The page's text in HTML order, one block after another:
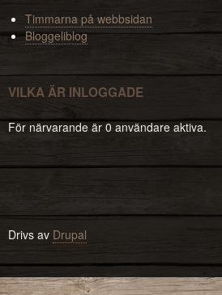
Timmarna på webbsidan
Bloggeliblog
VILKA ÄR INLOGGADE
För närvarande är 0 användare aktiva.
Drivs av Drupal